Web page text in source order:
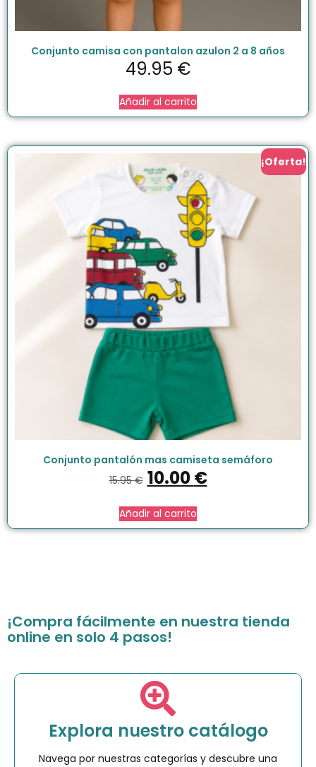
Conjunto camisa con pantalon azulon 2 a 8 años
49.95 €
Añadir al carrito
¡Oferta!
Conjunto pantalón mas camiseta semáforo
15.95€ 10.00€
Añadir al carrito
¡Compra fácilmente en nuestra tienda
online en solo 4 pasos!
Explora nuestro catálogo
Navega por nuestras categorías y descubre una